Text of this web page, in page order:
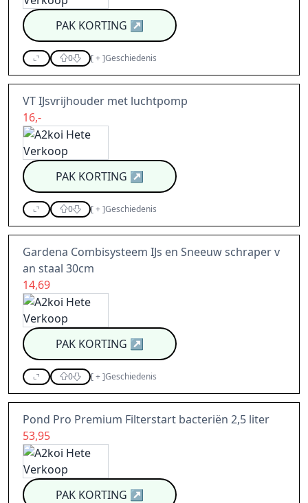
PAK KORTING ↗
0 [+]Geschiedenis
VT IJsvrijhouder met luchtpomp
16,-
PAK KORTING ↗
0 [+]Geschiedenis
Gardena Combisysteem IJs en Sneeuw schraper v
an staal 30cm
14,69
PAK KORTING ↗
0 [+]Geschiedenis
Pond Pro Premium Filterstart bacteriën 2,5 liter
53,95
PAK KORTING ↗